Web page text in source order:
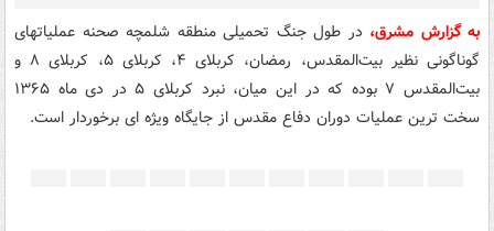
به گزارش مشرق، در طول جنگ تحمیلی منطقه شلمچه صحنه عملیاتهای
گوناگونی نظیر بیت‌المقدس، رمضان، کربلای ۴، کربلای ۵، کربلای ۸ و
بیت‌المقدس ۷ بوده که در این میان، نبرد کربلای ۵ در دی‌ ماه ۱۳۶۵
سخت ترین عملیات دوران دفاع مقدس از جایگاه ویژه ای برخوردار است.